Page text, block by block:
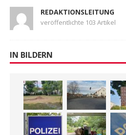
REDAKTIONSLEITUNG
veröffentlichte 103 Artikel
IN BILDERN